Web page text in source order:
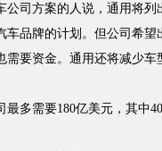
司方案的人说，通用将列
车品牌的计划。但公司希
要资金。通用还将减少车
需要180亿美元，其中40